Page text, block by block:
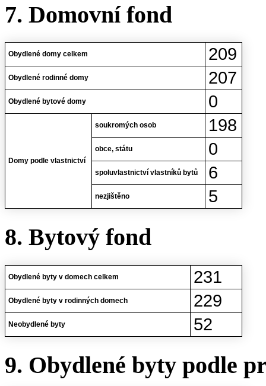
7. Domovní fond
Obydlené domy celkem 209
Obydlené rodinné domy 207
Obydlené bytové domy 0
Domy podle vlastnictví
soukromých osob 198
obce, státu 0
spoluvlastnictví vlastníků bytů 6
nezjištěno 5
8. Bytový fond
Obydlené byty v domech celkem 231
Obydlené byty v rodinných domech 229
Neobydlené byty 52
9. Obydlené byty podle